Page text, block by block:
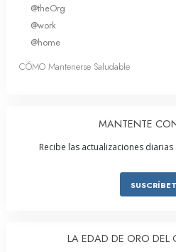
@theOrg
@work
@home
CÓMO Mantenerse Saludable
MANTENTE
Recibe las actualizaciones
LA EDAD DE ORO DEL